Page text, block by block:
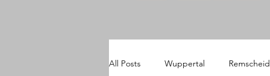
All Posts Wuppertal Remscheid